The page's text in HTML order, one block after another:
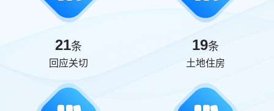
21条
回应关切
19条
土地住房